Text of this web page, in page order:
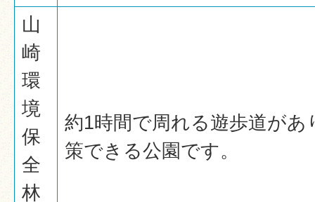
山
崎
環
境
保
全
林
約1時間で周れる遊歩道があ
策できる公園です。